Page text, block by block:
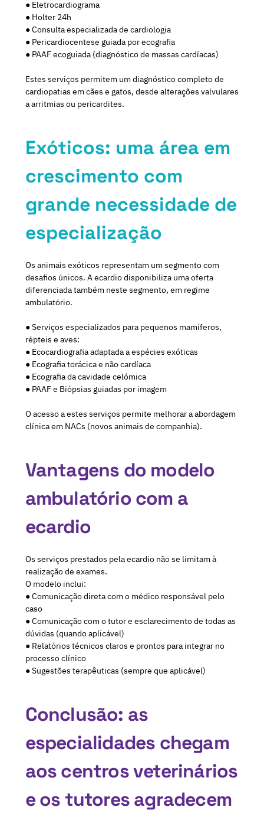
● Eletrocardiograma
● Holter 24h
● Consulta especializada de cardiologia
● Pericardiocentese guiada por ecografia
● PAAF ecoguiada (diagnóstico de massas cardíacas)
Estes serviços permitem um diagnóstico completo de
cardiopatias em cães e gatos, desde alterações valvulares
a arritmias ou pericardites.
Exóticos: uma área em
crescimento com
grande necessidade de
especialização
Os animais exóticos representam um segmento com
desafios únicos. A ecardio disponibiliza uma oferta
diferenciada também neste segmento, em regime
ambulatório.
● Serviços especializados para pequenos mamíferos,
répteis e aves:
● Ecocardiografia adaptada a espécies exóticas
● Ecografia torácica e não cardíaca
● Ecografia da cavidade celómica
● PAAF e Biópsias guiadas por imagem
O acesso a estes serviços permite melhorar a abordagem
clínica em NACs (novos animais de companhia).
Vantagens do modelo
ambulatório com a
ecardio
Os serviços prestados pela ecardio não se limitam à
realização de exames.
O modelo inclui:
● Comunicação direta com o médico responsável pelo
caso
● Comunicação com o tutor e esclarecimento de todas as
dúvidas (quando aplicável)
● Relatórios técnicos claros e prontos para integrar no
processo clínico
● Sugestões terapêuticas (sempre que aplicável)
Conclusão: as
especialidades chegam
aos centros veterinários
e os tutores agradecem